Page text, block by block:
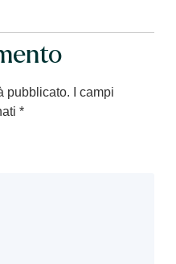
pubblicato.
I campi
*